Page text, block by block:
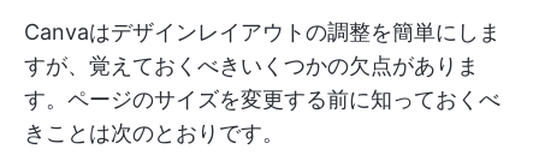
Canvaはデザインレイアウトの調整を簡単にしま
すが、覚えておくべきいくつかの欠点がありま
す。ページのサイズを変更する前に知っておくべ
きことは次のとおりです。